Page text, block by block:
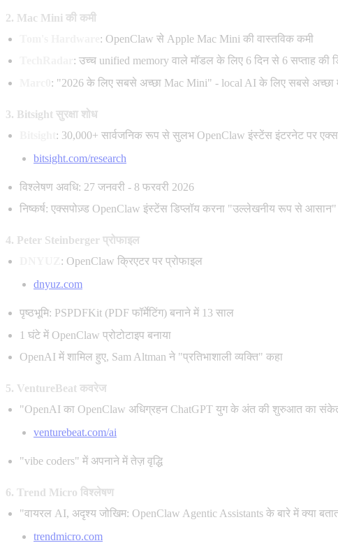
2. Mac Mini की कमी
: OpenClaw से Apple Mac Mini की वास्तविक कमी
: उच्च unified memory वाले मॉडल के लिए 6 दिन से 6 सप्ताह की
: "2026 के लिए सबसे अच्छा Mac Mini" - local AI के लिए सबसे अच्छा
3. Bitsight सुरक्षा शोध
: 30,000+ सार्वजनिक रूप से सुलभ OpenClaw इंस्टेंस इंटरनेट पर
bitsight.com/research
विश्लेषण अवधि: 27 जनवरी - 8 फरवरी 2026
निष्कर्ष: एक्सपोज़्ड OpenClaw इंस्टेंस डिप्लॉय करना "उल्लेखनीय रूप से आसान"
4. Peter Steinberger प्रोफाइल
: OpenClaw क्रिएटर पर प्रोफाइल
dnyuz.com
पृष्ठभूमि: PSPDFKit (PDF फॉर्मेटिंग) बनाने में 13 साल
1 घंटे में OpenClaw प्रोटोटाइप बनाया
OpenAI में शामिल हुए, Sam Altman ने "प्रतिभाशाली व्यक्ति" कहा
5. VentureBeat कवरेज
"OpenAI का OpenClaw अधिग्रहन ChatGPT युग के अंत की शुरुआत का
venturebeat.com/ai
"vibe coders" में अपनाने में तेज़ वृद्धि
6. Trend Micro विश्लेषण
"वायरल AI, अदृश्य जोखिम: OpenClaw Agentic Assistants के बारे में क्या
trendmicro.com